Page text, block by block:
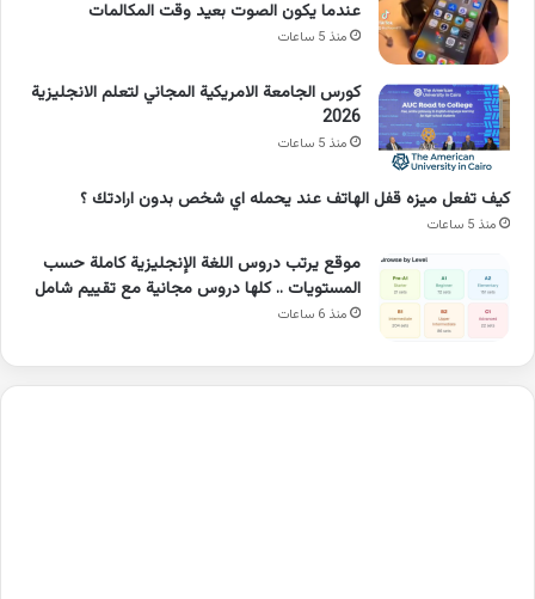
عندما يكون الصوت بعيد وقت المكالمات
منذ 5 ساعات
كورس الجامعة الامريكية المجاني لتعلم الانجليزية
2026
منذ 5 ساعات
كيف تفعل ميزه قفل الهاتف عند يحمله اي شخص بدون ارادتك ؟
منذ 5 ساعات
موقع يرتب دروس اللغة الإنجليزية كاملة حسب
المستويات .. كلها دروس مجانية مع تقييم شامل
منذ 6 ساعات